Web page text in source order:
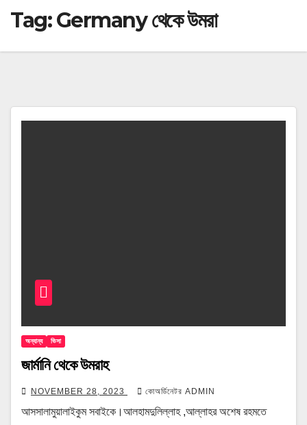
Tag:Germany থেকে উমরা
অন্যান্য ভিসা
জার্মানি থেকে উমরাহ
NOVEMBER 28, 2023 কোঅর্ডিনেটর ADMIN
আসসালামুয়ালাইকুম সবাইকে।আলহামদুলিল্লাহ ,আল্লাহর অশেষ রহমতে